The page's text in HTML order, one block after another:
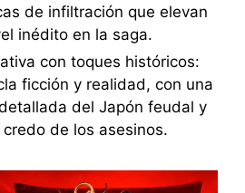
de infiltración que elevan
inédito en la saga.
con toques históricos:
ficción y realidad, con una
del Japón feudal y
de los asesinos.